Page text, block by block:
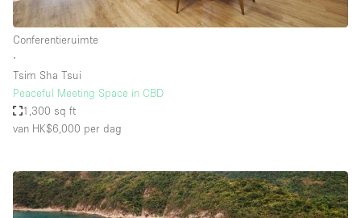
Conferentieruimte
∙
Tsim Sha Tsui
Peaceful Meeting Space in CBD
1,300 sq ft
van HK$6,000 per dag